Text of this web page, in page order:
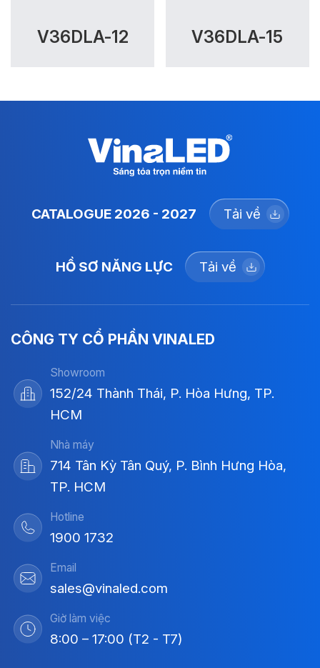
V36DLA-12 V36DLA-15
CATALOGUE 2026 - 2027 Tải về
HỒ SƠ NĂNG LỰC Tải về
CÔNG TY CỔ PHẦN VINALED
Showroom
152/24 Thành Thái, P. Hòa Hưng, TP.
HCM
Nhà máy
714 Tân Kỳ Tân Quý, P. Bình Hưng Hòa,
TP. HCM
Hotline
1900 1732
Email
sales@vinaled.com
Giờ làm việc
8:00 – 17:00 (T2 - T7)